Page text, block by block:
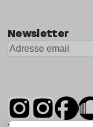
Newsletter